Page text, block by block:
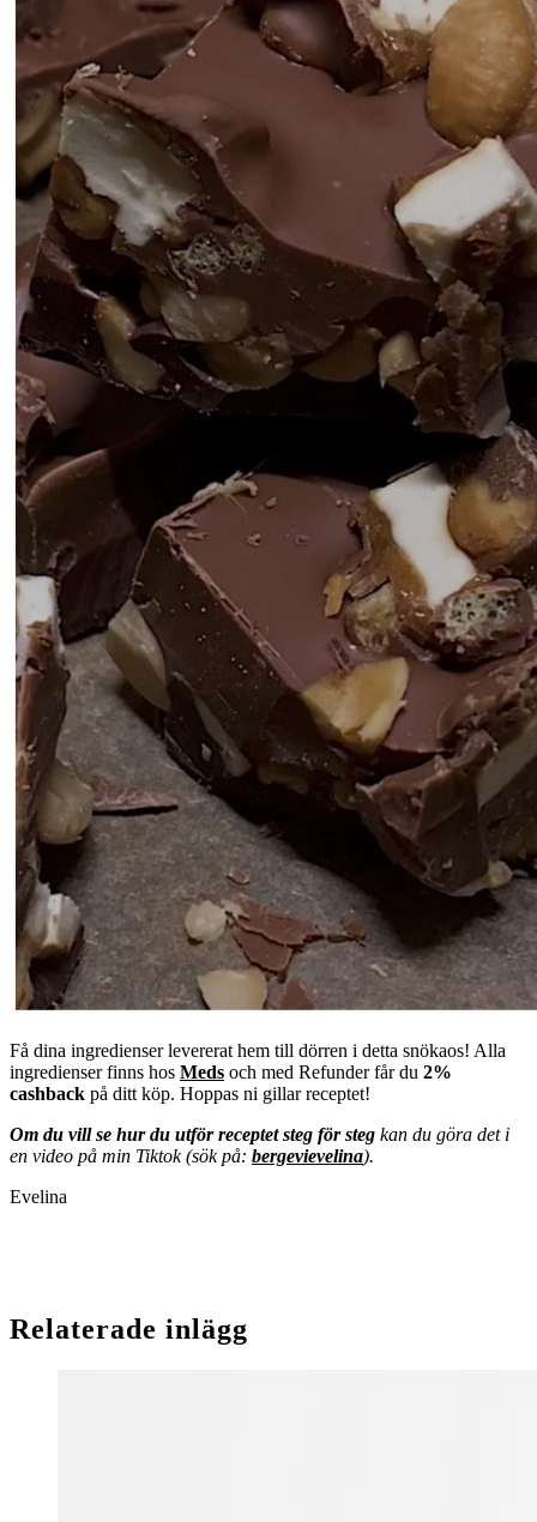
Få dina ingredienser levererat hem till dörren i detta snökaos! Alla
ingredienser finns hos Meds och med Refunder får du 2%
cashback på ditt köp. Hoppas ni gillar receptet!
Om du vill se hur du utför receptet steg för steg kan du göra det i
en video på min Tiktok (sök på: bergevievelina).
Evelina
Relaterade inlägg